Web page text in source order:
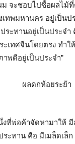
จะชอบไปซื้อผลไม้ที่
เทพมหานคร อยู่เป็น
ระทานอยู่เป็นประจำ
ะเทศจีนโดยตรง ทำ
พดีอยู่เป็นประจำ”
งที่พ่อค้าจัดหามาให้
ะทาน คือ มีเมล็ดเล็